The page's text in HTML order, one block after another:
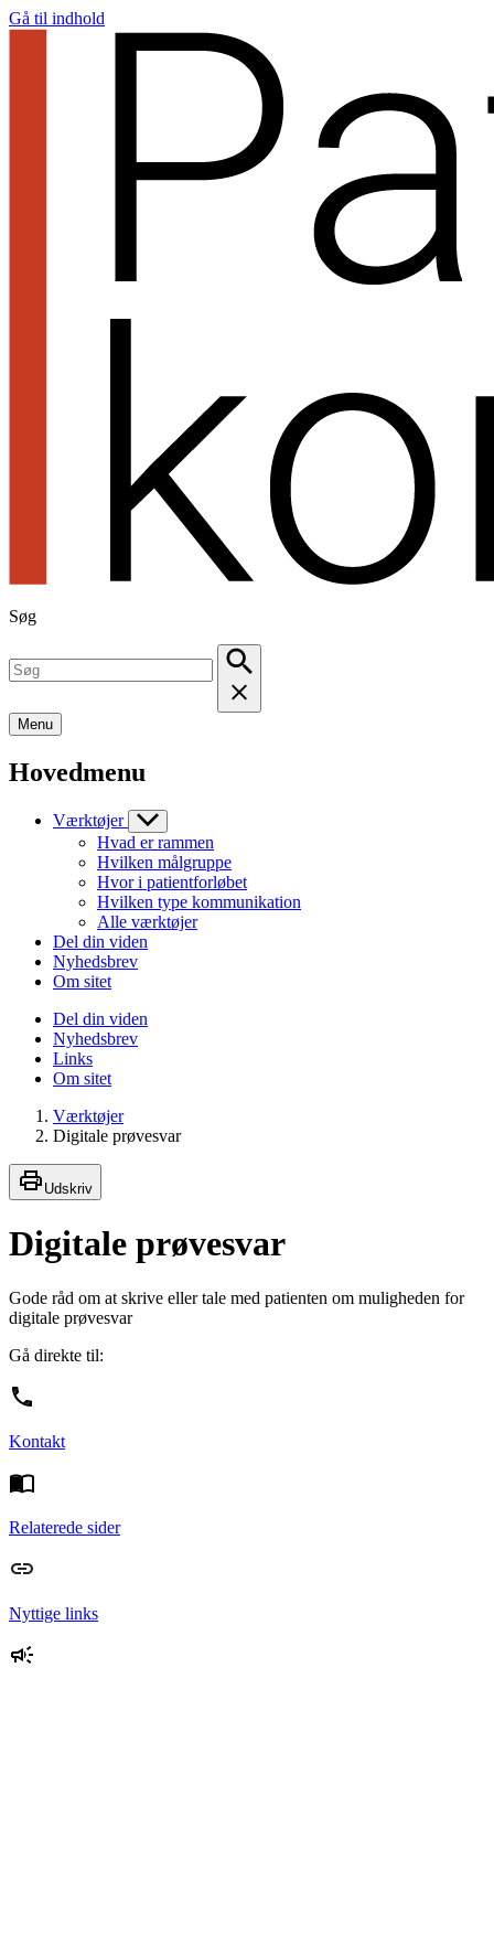
Gå til indhold
Søg
Menu
Hovedmenu
Værktøjer
Hvad er rammen
Hvilken målgruppe
Hvor i patientforløbet
Hvilken type kommunikation
Alle værktøjer
Del din viden
Nyhedsbrev
Om sitet
Del din viden
Nyhedsbrev
Links
Om sitet
Værktøjer
Digitale prøvesvar
Udskriv
Digitale prøvesvar
Gode råd om at skrive eller tale med patienten om muligheden for
digitale prøvesvar
Gå direkte til:
Kontakt
Relaterede sider
Nyttige links